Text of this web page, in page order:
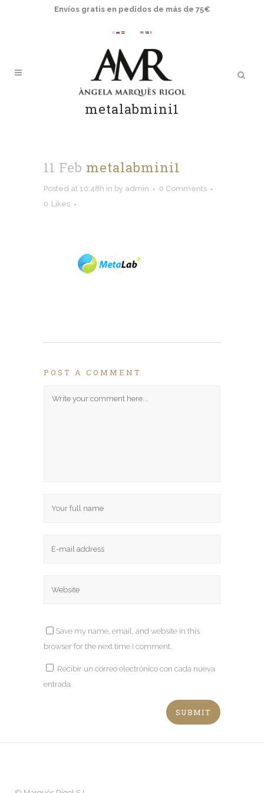
Envíos gratis en pedidos de más de 75€
metalabmini1
11 Feb metalabmini1
Posted at 10:48h in by admin
0 Comments
0 Likes
POST A COMMENT
Save my name, email, and website in this
browser for the next time I comment.
Recibir un correo electrónico con cada nueva
entrada.